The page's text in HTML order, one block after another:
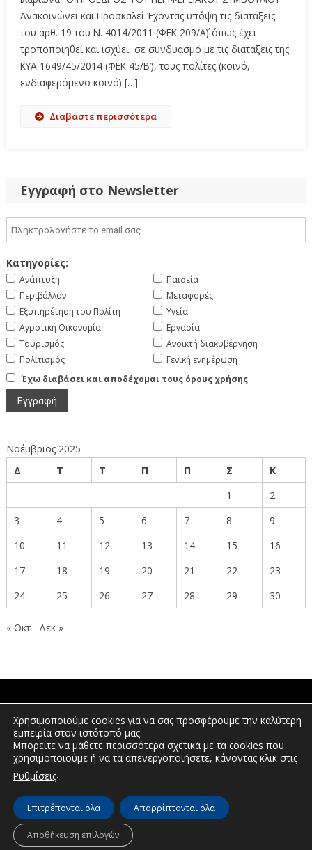
Ανακοινώνει και Προσκαλεί Έχοντας υπόψη τις διατάξεις
του άρθ. 19 του Ν. 4014/2011 (ΦΕΚ 209/Α΄) όπως έχει
τροποποιηθεί και ισχύει, σε συνδυασμό με τις διατάξεις της
ΚΥΑ 1649/45/2014 (ΦΕΚ 45/Β’), τους πολίτες (κοινό,
ενδιαφερόμενο κοινό) […]
Διαβάστε περισσότερα
Εγγραφή στο Newsletter
Κατηγορίες:
Ανάπτυξη
Περιβάλλον
Εξυπηρέτηση του Πολίτη
Αγροτική Οικονομία
Τουρισμός
Πολιτισμός
Παιδεία
Μεταφορές
Υγεία
Εργασία
Ανοικτή διακυβέρνηση
Γενική ενημέρωση
Έχω διαβάσει και αποδέχομαι τους όρους χρήσης
Νοέμβριος 2025
Δ
Τ Τ Π Π Σ
Κ
1
2
3
4 5 6 7 8
9
10
11 12 13 14 15
16
17
18 19 20 21 22
23
24
25 26 27 28 29 30
« Οκτ Δεκ »
ΠΟΛΙΤΕΣ
ΕΠΕΝΔΥΤΕΣ
© Διεύθυνση Διαφάνειας & Ηλεκτρονικής Διακυβέρνησης | Περιφέρεια
Δυτικής Μακεδονίας | 2026
Πλοήγηση
Δήλωση προσβασιμότητας
Χρησιμοποιούμε cookies για να σας προσφέρουμε την καλύτερη
εμπειρία στον ιστότοπό μας.
Μπορείτε να μάθετε περισσότερα σχετικά με τα cookies που
χρησιμοποιούμε ή να τα απενεργοποιήσετε, κάνοντας κλικ στις
Ρυθμίσεις.
Επιτρέπονται όλα Απορρίπτονται όλα
Αποθήκευση επιλογών